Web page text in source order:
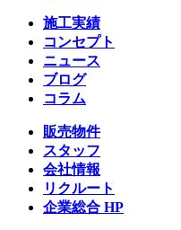
施工実績
コンセプト
ニュース
ブログ
コラム
販売物件
スタッフ
会社情報
リクルート
企業総合 HP